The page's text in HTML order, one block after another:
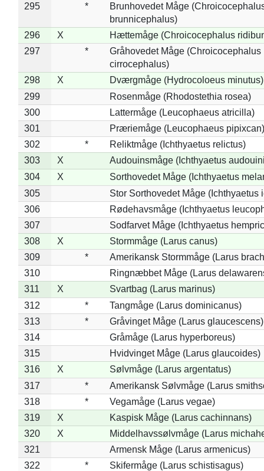
295
*
Brunhovedet Måge
brunnicephalus)
296
X
Hættemåge (Chroicocephalus
297
*
Gråhovedet Måge (Chroicocephalus
cirrocephalus)
298
X
Dværgmåge (Hydrocoloeus minutus)
299
Rosenmåge (Rhodostethia rosea)
300
Lattermåge (Leucophaeus atricilla)
301
Præriemåge (Leucophaeus pipixcan)
302
*
Reliktmåge (Ichthyaetus relictus)
303
X
Audouinsmåge (Ichthyaetus
304
X
Sorthovedet Måge (Ichthyaetus
305
Stor Sorthovedet Måge (Ichthyaetus
306
Rødehavsmåge (Ichthyaetus
307
Sodfarvet Måge (Ichthyaetus
308
X
Stormmåge (Larus canus)
309
*
Amerikansk Stormmåge (Larus
310
Ringnæbbet Måge (Larus
311
X
Svartbag (Larus marinus)
312
*
Tangmåge (Larus dominicanus)
313
*
Gråvinget Måge (Larus glaucescens)
314
Gråmåge (Larus hyperboreus)
315
Hvidvinget Måge (Larus glaucoides)
316
X
Sølvmåge (Larus argentatus)
317
*
Amerikansk Sølvmåge (Larus
318
*
Vegamåge (Larus vegae)
319
X
Kaspisk Måge (Larus cachinnans)
320
X
Middelhavssølvmåge (Larus
321
Armensk Måge (Larus armenicus)
322
*
Skifermåge (Larus schistisagus)